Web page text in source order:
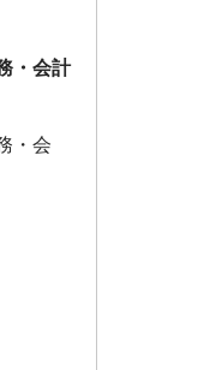
・会計
・会